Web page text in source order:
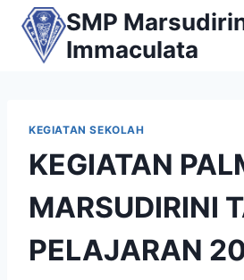
Skip
content
SMP
Immaculata
KEGIATAN SEKOLAH
KEGIATAN
MARSUDIRINI
PELAJARAN